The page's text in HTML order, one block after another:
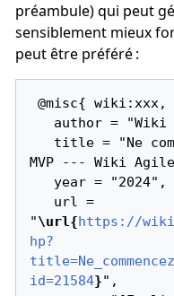
préambule) qui peut
sensiblement mieux
peut être préféré :
@misc{ wiki:xxx,
MVP --- Wiki
"\url{https://
hp?
id=21584}",